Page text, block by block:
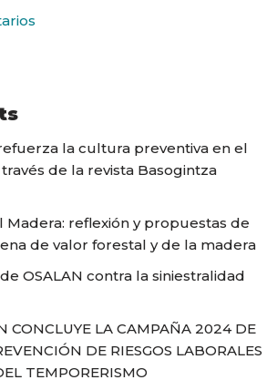
la cultura preventiva en el
de la revista Basogintza
Madera: reflexión y propuestas de
de valor forestal y de la madera
OSALAN contra la siniestralidad
CONCLUYE LA CAMPAÑA 2024 DE
DE RIESGOS LABORALES
TEMPORERISMO